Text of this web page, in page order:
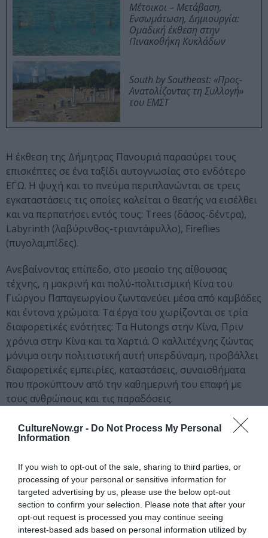
CultureNow.gr - Do Not Process My Personal
Information
If you wish to opt-out of the sale, sharing to third parties, or
processing of your personal or sensitive information for
targeted advertising by us, please use the below opt-out
section to confirm your selection. Please note that after your
opt-out request is processed you may continue seeing
interest-based ads based on personal information utilized by
Μέτοικοι – Μετάβαση,
Ενσωμάτωση, Δημιουργία:
Ομαδική έκθεση στην
Πινακοθήκη Κυκλάδων
South by Southeast: «Προς-
Ανατολίζοντας τη Συλλογή»
του ΕΜΣΤ
Η έκθεση της Δήμητρας Πανουριά παρασύρει τους
επισκέπτες σε ένα ταξίδι αυτογνωσίας στο ενδότερο
ΕΓΩ. Η ψυχή και το πνεύμα περιπλανώνται σε τρεις
εγκαταστάσεις τις οποίες καλείται ο θεατής να εισέλθει
και να περπατήσει εντός τους: Trees (δάσος-δέντρα),
Labyrinth (λαβύρινθος-τριαντάφυλλο), Fireflies
(πυγολαμπίδες).
Ανεβαίνοντας επίπεδο, στο μεσαίο της αίθουσας
τέχνης, η μακρινή και πολύ-πολιτισμική Κίνα του
Γιώργου Παπαγεωργίου ζωντανεύει μέσα από καμβάδες
και έντονα χρώματα. Τα έργα του χωρίζονται σε τρία
διαφορετικές ενότητες: Τα Hutongs στην Κίνα, Πριν
χρόνια στην Κίνα και τα Χαρτιά. Ο καλλιτέχνης ζώντας
μόνιμα στην πολιτιστική αυτή υπερδύναμη, προβάλλει
διαφορετικές εμπειρίες, καταστάσεις, συναισθήματα
που προκύπτουν από την καθημερινή του επαφή με
τους ανθρώπους και τις παραδόσεις.
INFO
Αίθουσα τέχνης Αστρολάβος Δεξαμενή: Ξανθίππου 11,
Εγκαίνια εκθέσεων: 20 Μαρτίου
Ακολουθήστε το Culturenow.gr στο Google News
μάθετε πρώτοι όλες τις ειδήσεις
Δείτε όλα τατελευταία νέαγια την Τέχνη και τον